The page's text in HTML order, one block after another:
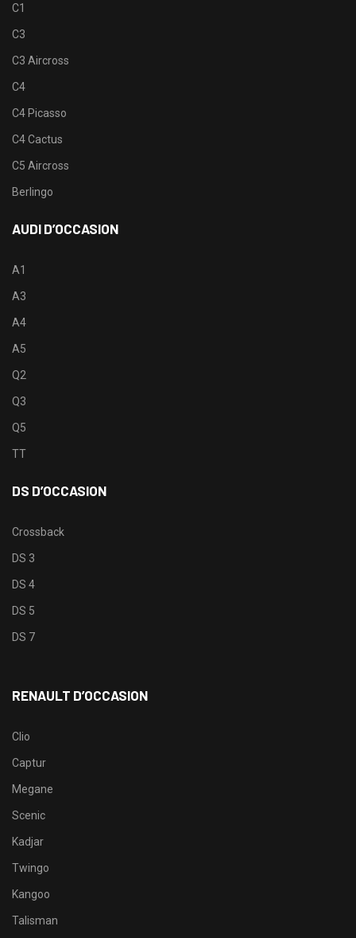
C1
C3
C3 Aircross
C4
C4 Picasso
C4 Cactus
C5 Aircross
Berlingo
AUDI D’OCCASION
A1
A3
A4
A5
Q2
Q3
Q5
TT
DS D’OCCASION
Crossback
DS 3
DS 4
DS 5
DS 7
RENAULT D’OCCASION
Clio
Captur
Megane
Scenic
Kadjar
Twingo
Kangoo
Talisman